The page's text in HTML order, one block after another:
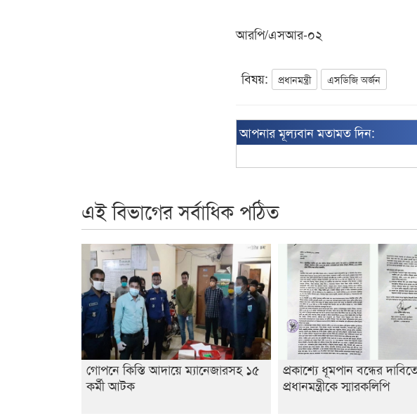
আরপি/এসআর-০২
বিষয়: প্রধানমন্ত্রী এসডিজি অর্জন
আপনার মূল্যবান মতামত দিন:
এই বিভাগের সর্বাধিক পঠিত
গোপনে কিস্তি আদায়ে ম্যানেজারসহ ১৫
কর্মী আটক
প্রকাশ্যে ধূমপান বন্ধের
প্রধানমন্ত্রীকে স্মারকলিপি